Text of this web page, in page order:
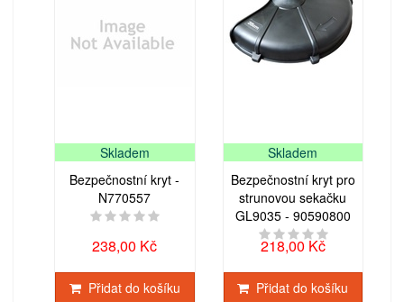
Skladem
Bezpečnostní kryt -
N770557
238,00 Kč
Přidat do košíku
Skladem
Bezpečnostní kryt pro
strunovou sekačku
GL9035 - 90590800
218,00 Kč
Přidat do košíku